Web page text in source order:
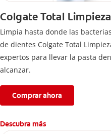
Colgate Total
Limpia hasta donde las
de dientes Colgate Total
expertos para llevar la pasta
alcanzar.
Comprar ahora
Descubra más